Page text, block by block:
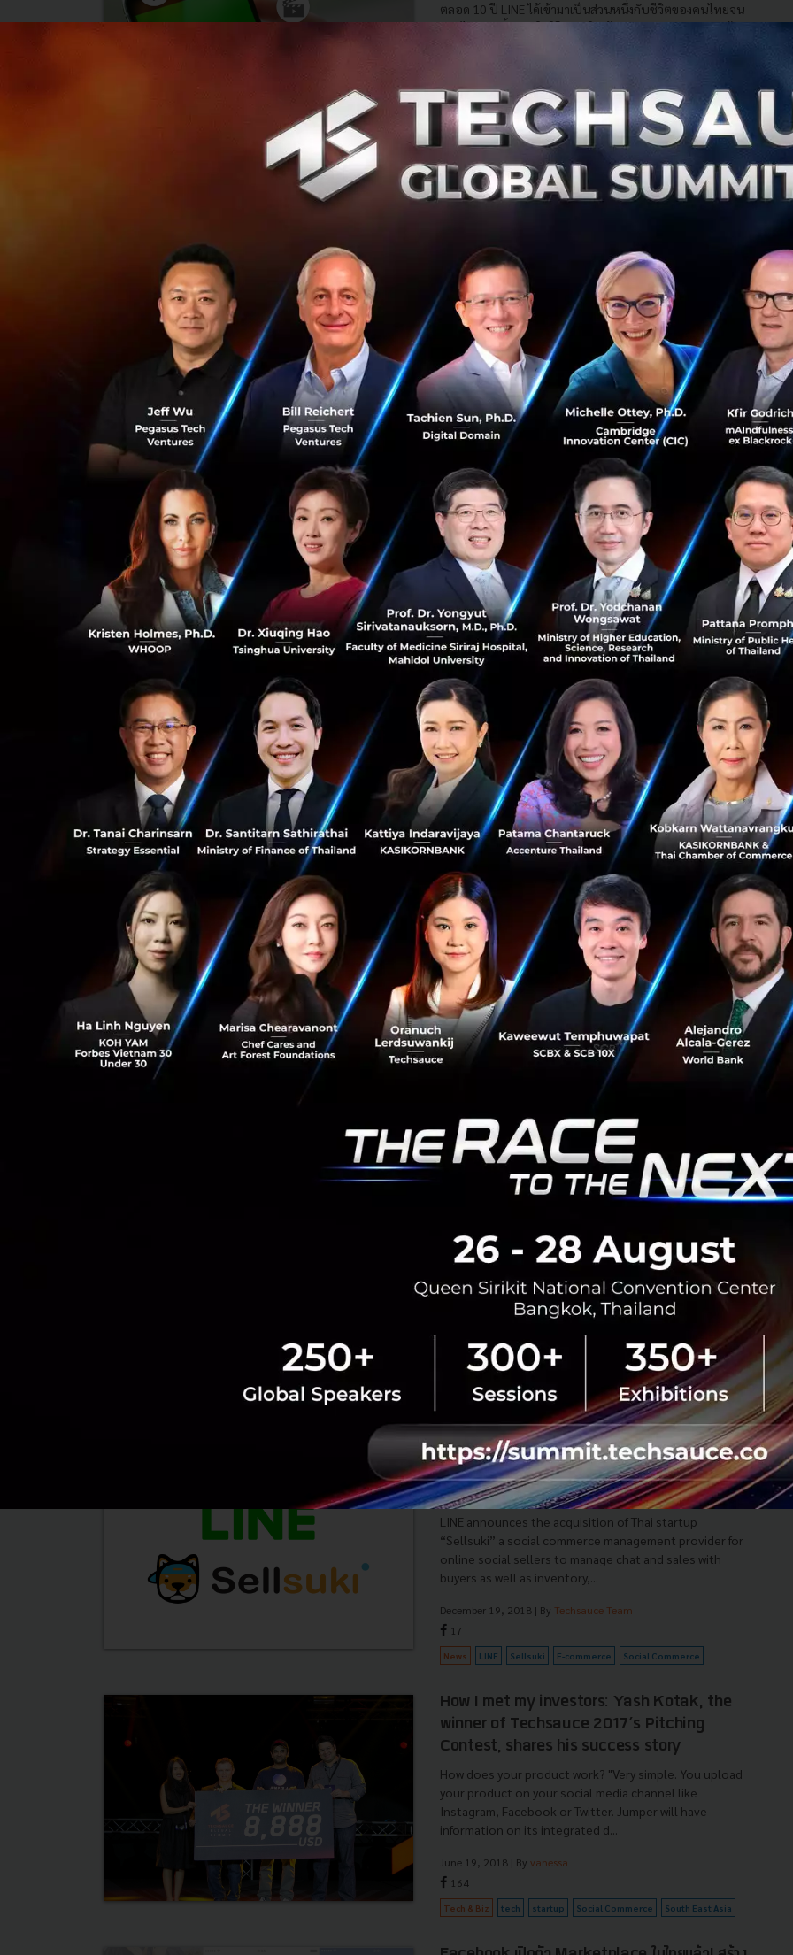
ตลอด 10 ปี LINE ได้เข้ามาเป็นส่วนหนึ่งกับชีวิตของคนไทยจน
แยกไม่ออก ทั้งยังปฏิวัติโลกธุรกิจ ผู้นำ Chat Commerce สร้าง
7.5k
Tech & Biz LINE MyShop chat-commerce Social Commerce
Grab จับมือ TikToK - AIS SME เปิดตัว
Grab ประเทศไทย ประกาศเปิดตัว GrabExpress Sellers
Club คู่คิดพิชิตธุรกิจออนไลน์ โปรแกรมที่มอบสิทธิพิเศษเพื่อ
กลุ่มร้านค้าออนไลน์อย่างเป็นทางการ พร้อมด้วย 2 พันธมิตร
หลักอย่าง TikTok แ...
มีนาคม 18, 2021 | ByTechsauce Team
85
News grab Online TikTok
LINE SHOPPING ชู LINE Ecosystem ลุยปรับ
กลยุทธ์พัฒนา Solution รองรับ Social
Commerce ยุคใหม่
LINE SHOPPING เดินหน้าปรับกลยุทธ์พัฒนาแพลตฟอร์มให้
ตอบโจทย์ Social Commerce มุ่งเป็นแหล่งรวมร้านค้าโซเชียล
ที่เปิดร้านด้วย MyShop กว่า 50,000 ราย ชูจุดแข็ง LINE
Ecosystem...
พฤศจิกายน 4, 2020 | ByTechsauce Team
12
News LINE LINE SHOPPING LINE Ecosystem Social Commerce
เจาะลึกเส้นทางของ Pinduoduo สู่อันดับสองของ
ตลาด E-Commerce จีน
เมื่อ Pinduoduo เริ่มกิจการในปี 2015 ในขณะนั้นมันมีโอกาส
เล็กน้อยมากสำหรับแพลตฟอร์มการค้าหน้าใหม่ที่จะเข้าไปใน
ตลาด เนื่องจากมีสอง e-Commerce แพลตฟอร์มขนาดใหญ่ที่
ครองตลาดอยู่แล้ว นั่...
มิถุนายน 15, 2020| ByTechsauce Team
3
News China Pinduoduo e-commerce
วีดีโอ - Stories - แชท จับตาเทรนด์โซเชียลมีเดียพลิก
เกมธุรกิจปี 2020
การเติบโตของโซเชียลมีเดีย ส่งผลให้หลายธุรกิจเติบโตจาก
แพลตฟอร์มโซเชียล เช่น facebook ฟีเจอร์ต่างๆไม่ว่าจะเป็น
วีดีโอหรือ stories และแชท อาจเป็นเครื่องมือสำคัญในการ
เพิ่มยอดขาย และพลิ...
Techsauce Team
News facebook social-commerce conversational-commerce
Facebook เผยผลสำรวจการแชททำให้คนซื้อสินค้า
มากขึ้น พร้อมเทคนิคการขายผ่าน Conversational
Conversational Commerce หรือการแชทคุยกับร้านค้าเพื่อ
ซื้อสินค้านั่นเอง และหนึ่งในช่องทางสำคัญในการซื้อขายรูป
แบบนี้ก็คือ Facebook Messenger ที่ได้มาเผยผลสำรวจการ
ซื้อขาย Facebook Mess...
Techsauce Team
1.2k
social-commerce facebook messenger
conversational commerce
LINE acquires Sellsuki to expand its e-
Commerce business and reinforce its
ambition in supporting startups
LINE announces the acquisition of Thai startup
“Sellsuki” a social commerce management provider for
online social sellers to manage chat and sales with
buyers as well as inventory,...
December 19, 2018 | By Techsauce Team
17
News LINE Sellsuki E-commerce Social Commerce
How I met my investors: Yash Kotak, the
winner of Techsauce 2017’s Pitching
Contest, shares his success story
How does your product work? "Very simple. You upload
your product on your social media channel like
Instagram, Facebook or Twitter. Jumper will have
information on its integrated d...
June 19, 2018 | By vanessa
164
Tech & Biz tech startup Social Commerce South East Asia